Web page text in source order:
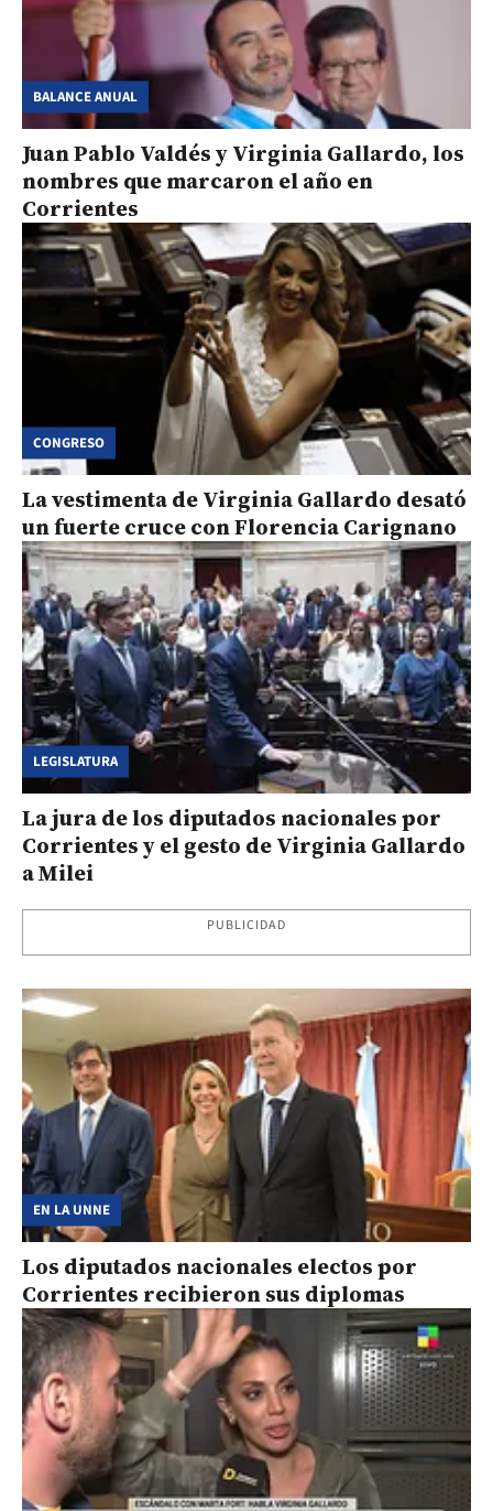
BALANCE ANUAL
Juan Pablo Valdés y Virginia Gallardo, los
nombres que marcaron el año en
Corrientes
CONGRESO
La vestimenta de Virginia Gallardo desató
un fuerte cruce con Florencia Carignano
LEGISLATURA
La jura de los diputados nacionales por
Corrientes y el gesto de Virginia Gallardo
a Milei
PUBLICIDAD
EN LA UNNE
Los diputados nacionales electos por
Corrientes recibieron sus diplomas